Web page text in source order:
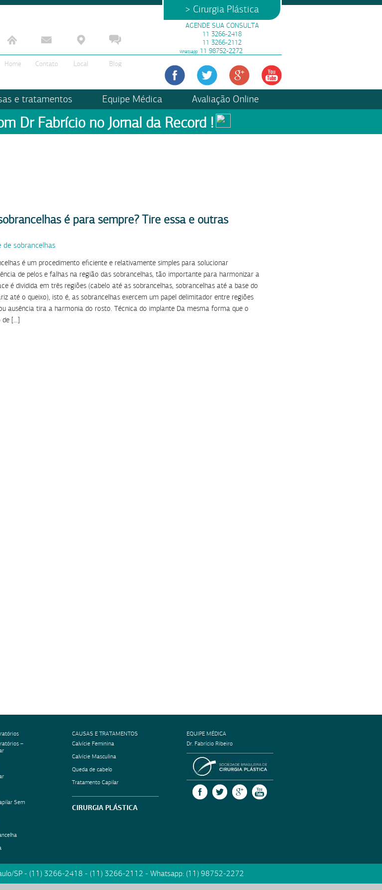
> Cirurgia Plástica
Home Contato Local Blog
AGENDE SUA CONSULTA
11 3266-2418
11 3266-2112
Whatsapp 11 98752-2272
e tratamentos Equipe Médica Avaliação Online
Dr Fabrício no Jornal da Record !
é para sempre? Tire essa e outras
de sobrancelhas
é um procedimento eficiente e relativamente simples para solucionar
de pelos e falhas na região das sobrancelhas, tão importante para harmonizar a
é dividida em três regiões (cabelo até as sobrancelhas, sobrancelhas até a base do
até o queixo), isto é, as sobrancelhas exercem um papel delimitador entre regiões
ausência tira a harmonia do rosto. Técnica do implante Da mesma forma que o
de […]
–
Sem
CAUSAS E TRATAMENTOS
Calvície Feminina
Calvície Masculina
Queda de cabelo
Tratamento Capilar
CIRURGIA PLÁSTICA
EQUIPE MÉDICA
Dr. Fabrício Ribeiro
FACEBOOKTWITTER GOOGLE +
/SP - (11) 3266-2418 - (11) 3266-2112 - Whatsapp: (11) 98752-2272